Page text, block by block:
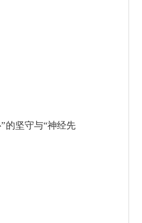
的坚守与“神经先